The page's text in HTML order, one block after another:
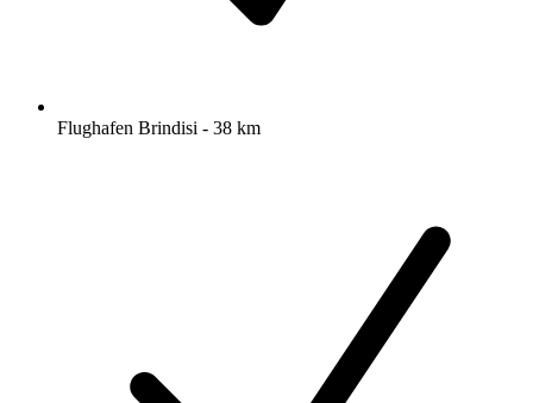
Flughafen Brindisi - 38 km